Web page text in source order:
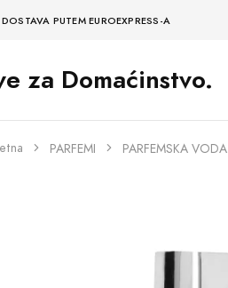
DOSTAVA PUTEM EUROEXPRESS-A
za Domaćinstvo.
PARFEMI PARFEMSKA VODA